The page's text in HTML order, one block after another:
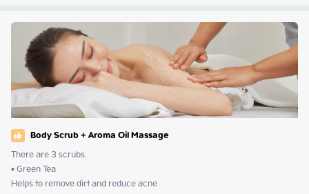
Body Scrub + Aroma Oil Massage
There are 3 scrubs.
▪️ Green Tea
Helps to remove dirt and reduce acne